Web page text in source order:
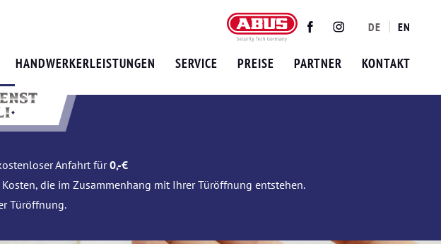
TwitterFacebookInstagram
DE EN
HANDWERKERLEISTUNGEN SERVICE PREISE PARTNER KONTAKT
Anfahrt für0,-€
die im Zusammenhang mit Ihrer Türöffnung entstehen.
Türöffnung.